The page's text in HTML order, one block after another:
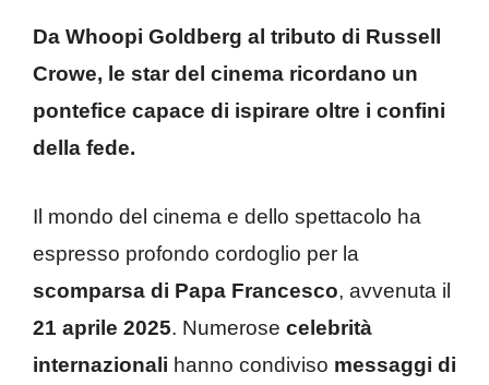
Da Whoopi Goldberg al tributo di Russell
Crowe, le star del cinema ricordano un
pontefice capace di ispirare oltre i confini
della fede.
Il mondo del cinema e dello spettacolo ha
espresso profondo cordoglio per la
scomparsa di Papa Francesco, avvenuta il
21 aprile 2025. Numerose celebrità
internazionali hanno condiviso messaggi di